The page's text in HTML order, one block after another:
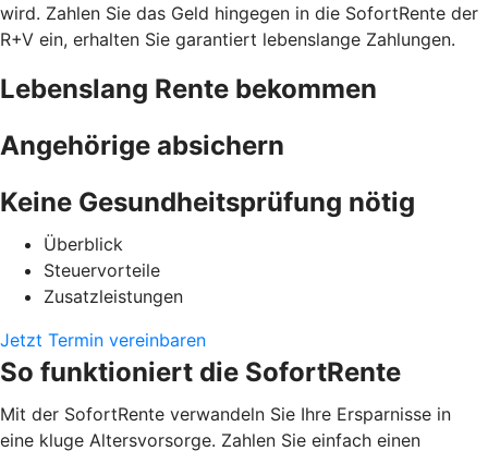
wird. Zahlen Sie das Geld hingegen in die SofortRente der
R+V ein, erhalten Sie garantiert lebenslange Zahlungen.
Lebenslang Rente bekommen
Angehörige absichern
Keine Gesundheitsprüfung nötig
Überblick
Steuervorteile
Zusatzleistungen
Jetzt Termin vereinbaren
So funktioniert die SofortRente
Mit der SofortRente verwandeln Sie Ihre Ersparnisse in
eine kluge Altersvorsorge. Zahlen Sie einfach einen